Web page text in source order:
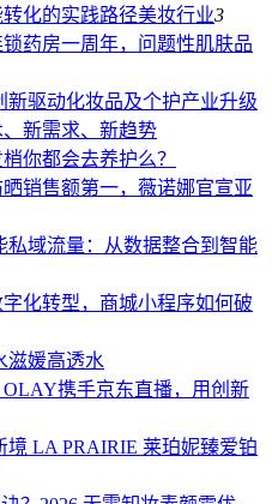
化的实践路径美妆行业3
药房一周年，问题性肌肤品
新驱动化妆品及个护产业升级
新需求、新趋势
你都会去养护么？
销售额第一，薇诺娜官宣亚
私域流量：从数据整合到智能
化转型，商城小程序如何破
滋媛高透水
OLAY携手京东直播，用创新
境 LA PRAIRIE 莱珀妮臻爱铂